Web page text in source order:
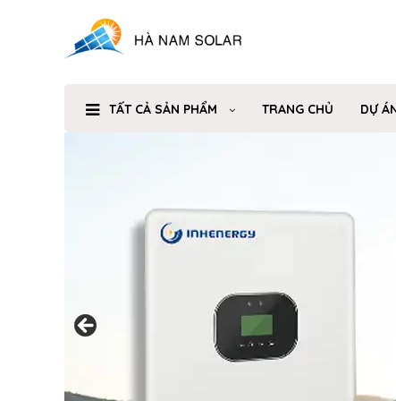
TẤT CẢ SẢN PHẨM TRANG CHỦ DỰ